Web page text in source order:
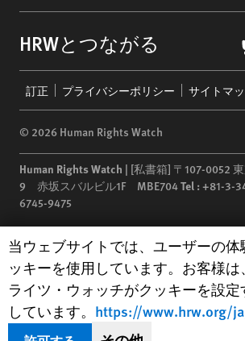
HRWとつながる
menu
訂正 プライバシーポリシー サイトマ
© 2026 Human Rights Watch
Human Rights Watch | [私書箱] 〒107-0052
9 赤坂スバルビル1F MBE704Tel :+81-3-
6745-9475
Human Rights Watchis a 501(C)(3) nonprofit
under EIN: 13-2875808
Human Rights Watch cookie
当ウェブサイトでは、ユーザーの体
ッキーを使用しています。お客様は
ライツ・ウォッチがクッキーを設
しています。 https://www.hrw.org/